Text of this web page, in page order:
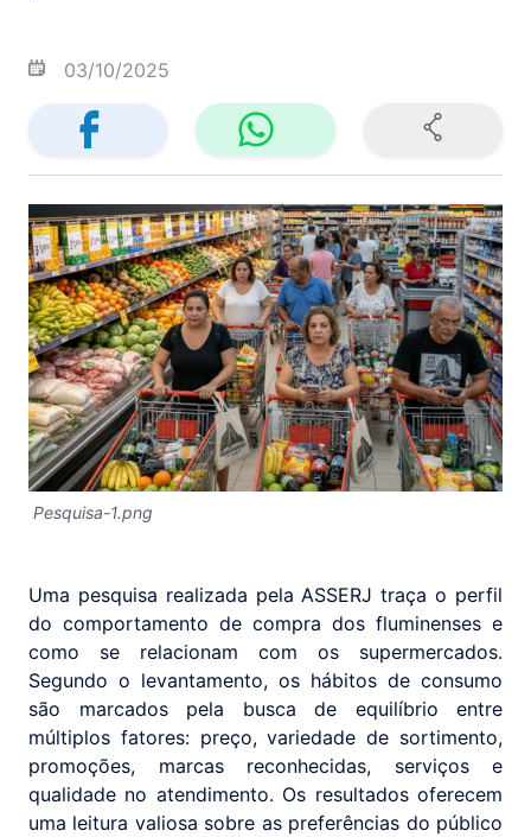
03/10/2025
Pesquisa-1.png
Uma pesquisa realizada pela ASSERJ traça o perfil
do comportamento de compra dos fluminenses e
como se relacionam com os supermercados.
Segundo o levantamento, os hábitos de consumo
são marcados pela busca de equilíbrio entre
múltiplos fatores: preço, variedade de sortimento,
promoções, marcas reconhecidas, serviços e
qualidade no atendimento. Os resultados oferecem
uma leitura valiosa sobre as preferências do público